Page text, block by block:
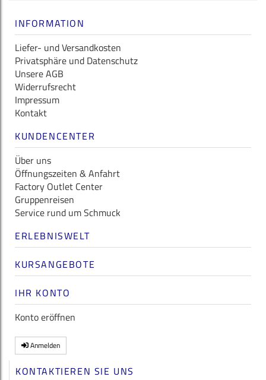
INFORMATION
Liefer- und Versandkosten
Privatsphäre und Datenschutz
Unsere AGB
Widerrufsrecht
Impressum
Kontakt
KUNDENCENTER
Über uns
Öffnungszeiten & Anfahrt
Factory Outlet Center
Gruppenreisen
Service rund um Schmuck
ERLEBNISWELT
KURSANGEBOTE
IHR KONTO
Konto eröffnen
Anmelden
KONTAKTIEREN SIE UNS